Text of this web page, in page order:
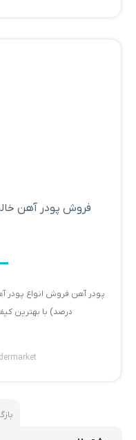
فروش پودر آهن
درصد) با بهترین